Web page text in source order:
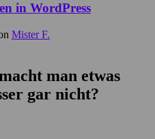
in WordPress
Mister F.
man etwas
gar nicht?